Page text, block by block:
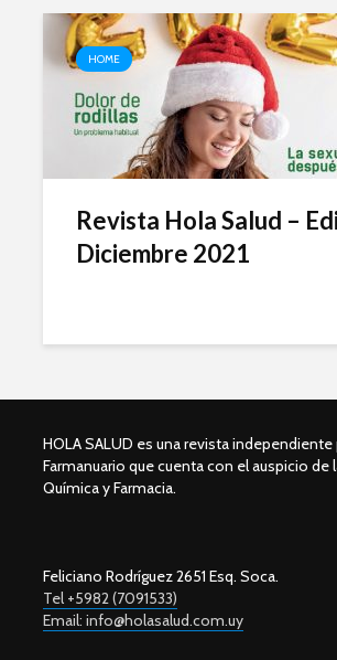
HOME
Revista Hola Salud –
Diciembre 2021
HOLA SALUD es una revista
Farmanuario que cuenta con el auspicio de
Química y Farmacia.
Feliciano Rodríguez 2651 Esq. Soca.
Tel +5982 (7091533)
Email: info@holasalud.com.uy